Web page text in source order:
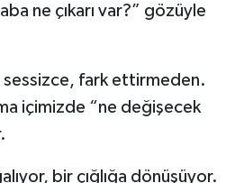
ne çıkarı var?” gözüyle
sessizce, fark ettirmeden.
içimizde “ne değişecek
bir çığlığa dönüşüyor.